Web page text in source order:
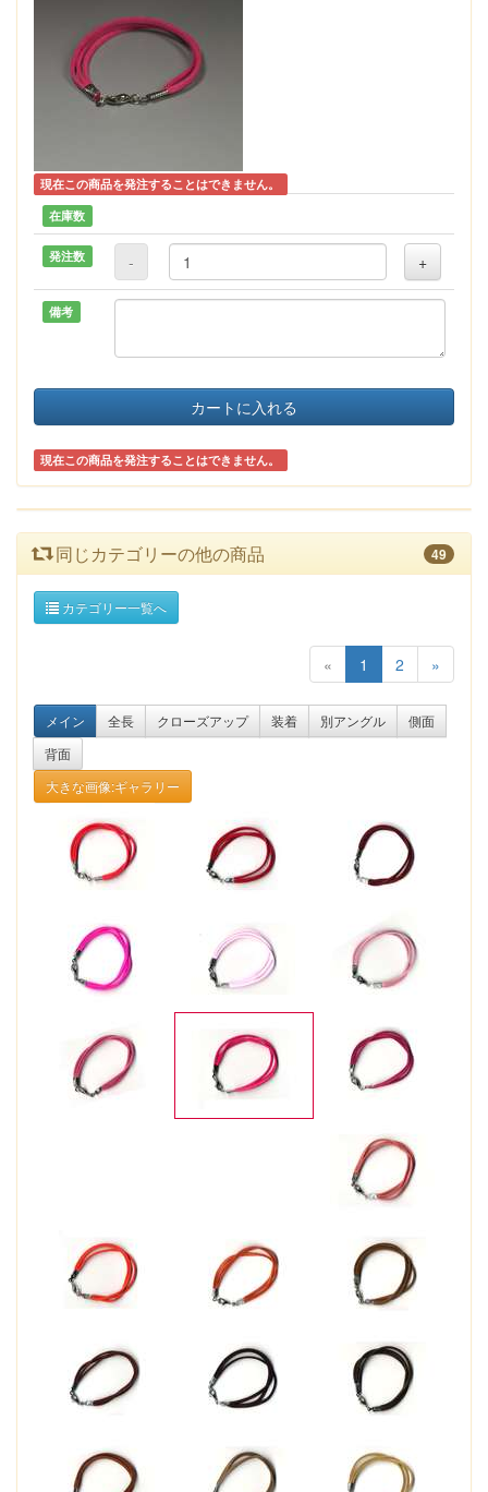
現在この商品を発注することはできません。
在庫数
発注数 - +
備考
カートに入れる
現在この商品を発注することはできません。
同じカテゴリーの他の商品 49
カテゴリー一覧へ
« 1 2 »
メイン 全長 クローズアップ 装着 別アングル
側面
背面
大きな画像:ギャラリー